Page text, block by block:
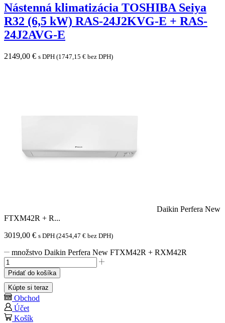
Nástenná klimatizácia TOSHIBA Seiya
R32 (6,5 kW) RAS-24J2KVG-E + RAS-
24J2AVG-E
2149,00 € s DPH (1747,15 € bez DPH)
Daikin Perfera New
FTXM42R + R...
3019,00 € s DPH (2454,47 € bez DPH)
množstvo Daikin Perfera New FTXM42R + RXM42R
Pridať do košíka
Kúpte si teraz
Obchod
Účet
Košík